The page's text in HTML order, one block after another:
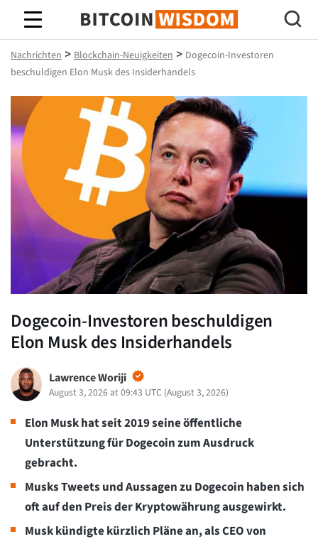
Bitcoin-Weisheit
Nachrichten > Blockchain-Neuigkeiten > Dogecoin-Investoren
beschuldigen Elon Musk des Insiderhandels
Dogecoin-Investoren beschuldigen
Elon Musk des Insiderhandels
Lawrence Woriji
August 3, 2026 at 09:43 UTC (August 3, 2026)
Elon Musk hat seit 2019 seine öffentliche
Unterstützung für Dogecoin zum Ausdruck
gebracht.
Musks Tweets und Aussagen zu Dogecoin haben sich
oft auf den Preis der Kryptowährung ausgewirkt.
Musk kündigte kürzlich Pläne an, als CEO von